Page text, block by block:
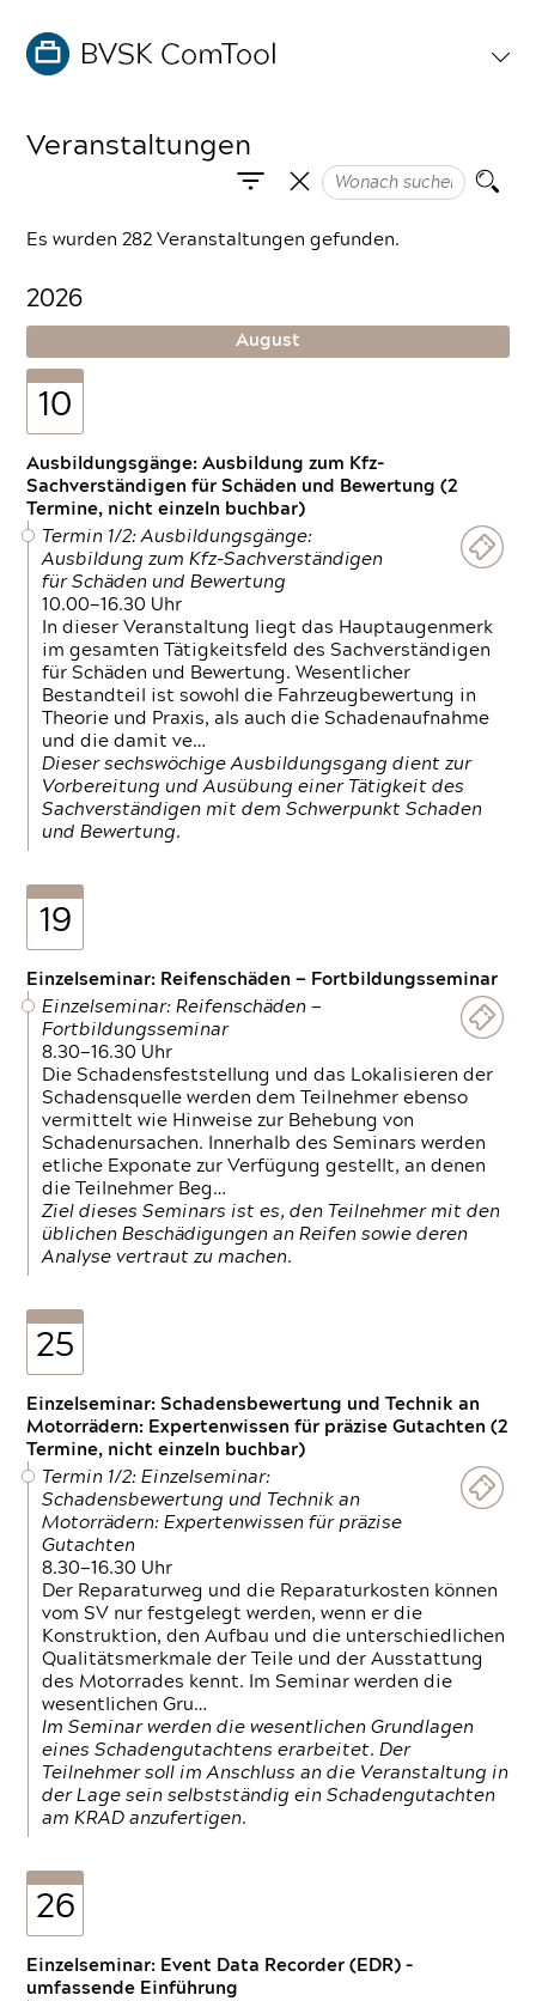
Veranstaltungen
Es wurden 282 Veranstaltungen gefunden.
2026
August
10
Ausbildungsgänge: Ausbildung zum Kfz-
Sachverständigen für Schäden und Bewertung (2
Termine, nicht einzeln buchbar)
Termin 1/2: Ausbildungsgänge:
Ausbildung zum Kfz-Sachverständigen
für Schäden und Bewertung
10.00—16.30 Uhr
In dieser Veranstaltung liegt das Hauptaugenmerk
im gesamten Tätigkeitsfeld des Sachverständigen
für Schäden und Bewertung. Wesentlicher
Bestandteil ist sowohl die Fahrzeugbewertung in
Theorie und Praxis, als auch die Schadenaufnahme
und die damit ve…
Dieser sechswöchige Ausbildungsgang dient zur
Vorbereitung und Ausübung einer Tätigkeit des
Sachverständigen mit dem Schwerpunkt Schaden
und Bewertung.
19
Einzelseminar: Reifenschäden — Fortbildungsseminar
Einzelseminar: Reifenschäden —
Fortbildungsseminar
8.30—16.30 Uhr
Die Schadensfeststellung und das Lokalisieren der
Schadensquelle werden dem Teilnehmer ebenso
vermittelt wie Hinweise zur Behebung von
Schadenursachen. Innerhalb des Seminars werden
etliche Exponate zur Verfügung gestellt, an denen
die Teilnehmer Beg…
Ziel dieses Seminars ist es, den Teilnehmer mit den
üblichen Beschädigungen an Reifen sowie deren
Analyse vertraut zu machen.
25
Einzelseminar: Schadensbewertung und Technik an
Motorrädern: Expertenwissen für präzise Gutachten (2
Termine, nicht einzeln buchbar)
Termin 1/2: Einzelseminar:
Schadensbewertung und Technik an
Motorrädern: Expertenwissen für präzise
Gutachten
8.30—16.30 Uhr
Der Reparaturweg und die Reparaturkosten können
vom SV nur festgelegt werden, wenn er die
Konstruktion, den Aufbau und die unterschiedlichen
Qualitätsmerkmale der Teile und der Ausstattung
des Motorrades kennt. Im Seminar werden die
wesentlichen Gru…
Im Seminar werden die wesentlichen Grundlagen
eines Schadengutachtens erarbeitet. Der
Teilnehmer soll im Anschluss an die Veranstaltung in
der Lage sein selbstständig ein Schadengutachten
am KRAD anzufertigen.
26
Einzelseminar: Event Data Recorder (EDR) –
umfassende Einführung